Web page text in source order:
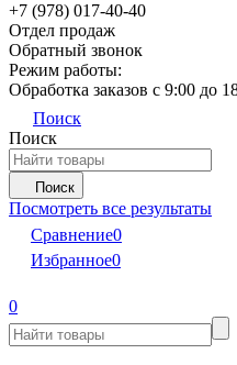
+7 (978) 017-40-40
Отдел продаж
Обратный звонок
Режим работы:
Обработка заказов с 9:00 до
Поиск
Поиск
Поиск
Посмотреть все результаты
Сравнение0
Избранное0
0